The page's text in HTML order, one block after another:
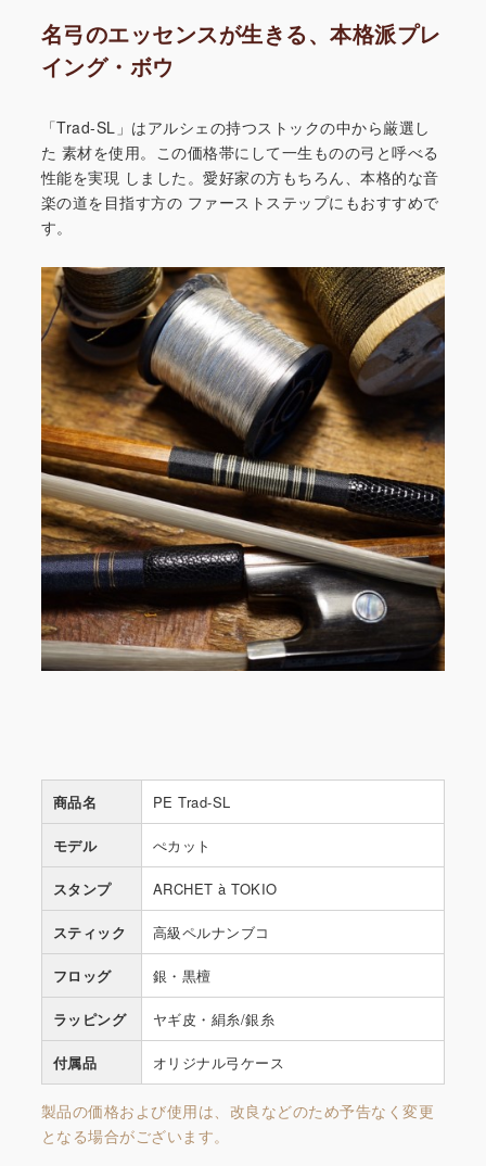
名弓のエッセンスが生きる、本格派プレ
イング・ボウ
「Trad-SL」はアルシェの持つストックの中から厳選し
た 素材を使用。この価格帯にして一生ものの弓と呼べる
性能を実現 しました。愛好家の方もちろん、本格的な音
楽の道を目指す方の ファーストステップにもおすすめで
す。
商品名 PE Trad-SL
モデル ぺカット
スタンプ ARCHET à TOKIO
スティック 高級ペルナンブコ
フロッグ 銀・黒檀
ラッピング ヤギ皮・絹糸/銀糸
付属品 オリジナル弓ケース
製品の価格および使用は、改良などのため予告なく変更
となる場合がございます。